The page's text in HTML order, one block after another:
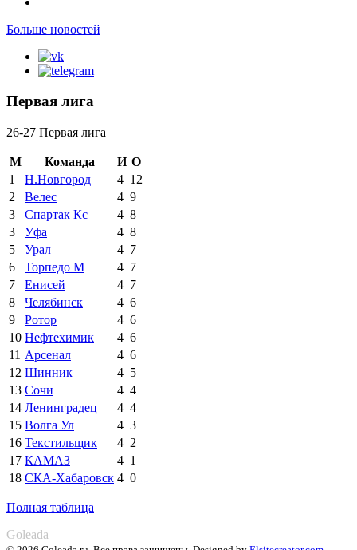
Больше новостей
Первая лига
26-27 Первая лига
М Команда И О
1
Н.Новгород 4 12
2
Велес 4 9
3
Спартак Кс 4 8
3
Уфа 4 8
5
Урал 4 7
6
Торпедо М 4 7
7
Енисей 4 7
8
Челябинск 4 6
9
Ротор 4 6
10 Нефтехимик 4 6
11 Арсенал 4 6
12 Шинник 4 5
13 Сочи 4 4
14 Ленинградец 4 4
15 Волга Ул 4 3
16 Текстильщик 4 2
17 КАМАЗ 4 1
18 СКА-Хабаровск 4 0
Полная таблица
Goleada